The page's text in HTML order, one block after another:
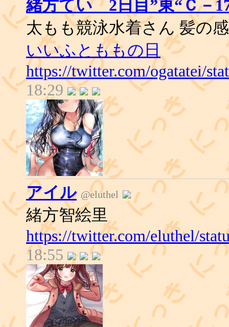
緒方てい 2日目”東“Ｃ－
太もも競泳水着さん 髪の
いいふとももの日
https://twitter.com/ogatatei/
18:29
アイル @eluthel
緒方智絵里
https://twitter.com/eluthel/
18:55